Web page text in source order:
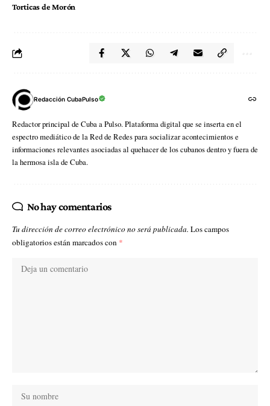
Torticas de Morón
Redacción CubaPulso
Redactor principal de Cuba a Pulso. Plataforma digital que se inserta en el
espectro mediático de la Red de Redes para socializar acontecimientos e
informaciones relevantes asociadas al quehacer de los cubanos dentro y fuera de
la hermosa isla de Cuba.
No hay comentarios
Tu dirección de correo electrónico no será publicada. Los campos
obligatorios están marcados con *